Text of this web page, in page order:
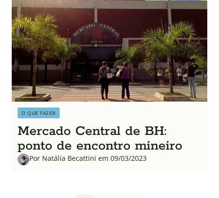
O QUE FAZER
Mercado Central de BH:
ponto de encontro mineiro
Por Natália Becattini em 09/03/2023